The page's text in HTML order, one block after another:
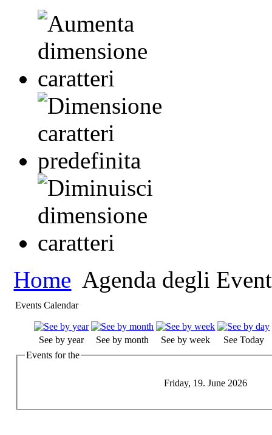
Home Agenda degli
Events Calendar
See by year See by month See by week
See Today
Events for the
Friday, 19. June 2026